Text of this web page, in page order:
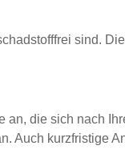
sind.
die sich nach
Auch kurzfristige